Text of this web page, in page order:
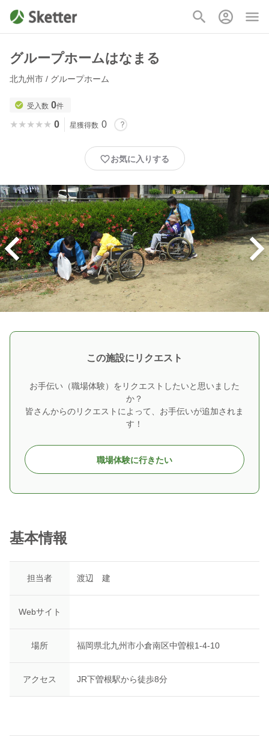
グループホームはなまる
北九州市 / グループホーム
受入数 0件
★★★★★
★★★★★ 0 星獲得数 0
お気に入りする
この施設にリクエスト
お手伝い（職場体験）をリクエストしたいと思いました
か？
皆さんからのリクエストによって、お手伝いが追加されま
す！
職場体験に行きたい
基本情報
担当者 渡辺 建
Webサイト
場所 福岡県北九州市小倉南区中曽根1-4-10
アクセス JR下曽根駅から徒歩8分